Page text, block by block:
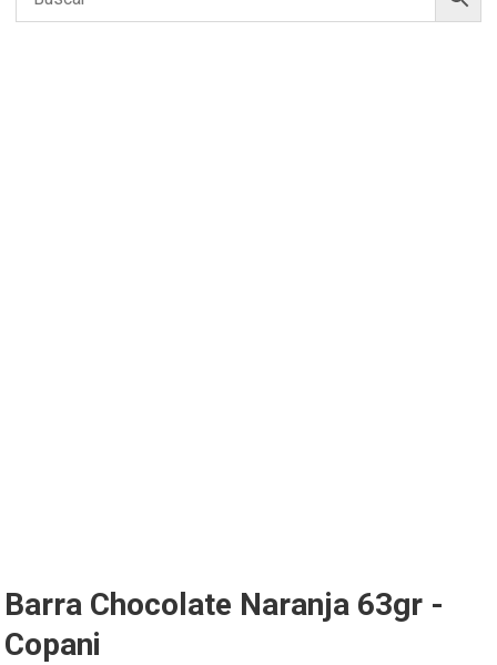
Barra Chocolate Naranja 63gr -
Copani